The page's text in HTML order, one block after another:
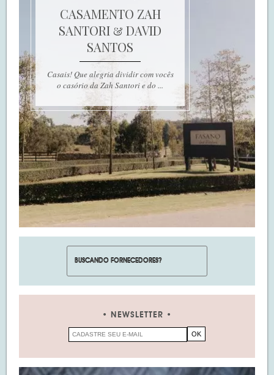
CASAMENTO ZAH
SANTORI & DAVID
SANTOS
Casais! Que alegria dividir com vocês
o casório da Zah Santori e do ...
NEWSLETTER